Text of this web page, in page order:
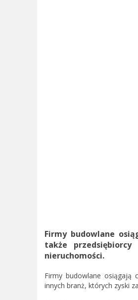
Firmy budowlane
także
nieruchomości.
Firmy budowlane osiągają
innych branż, których zyski